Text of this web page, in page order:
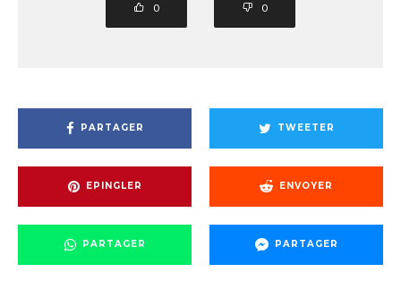
0 0
PARTAGER TWEETER
EPINGLER ENVOYER
PARTAGER PARTAGER